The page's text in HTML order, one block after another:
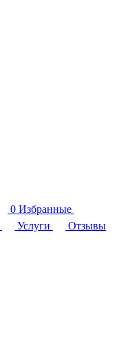
0 Избранные
Услуги
Отзывы